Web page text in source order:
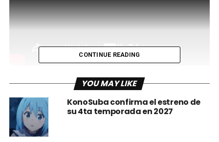
sólo está la historia principal con su secuela y sus
surgido varios spin-offs en anime y juegos que de alguna
manera convergen entre sí, incluyendo un juego para
móviles que lamentablemente no está en Latinoamérica,
CONTINUE READING
YOU MAY LIKE
KonoSuba confirma el estreno de
su 4ta temporada en 2027